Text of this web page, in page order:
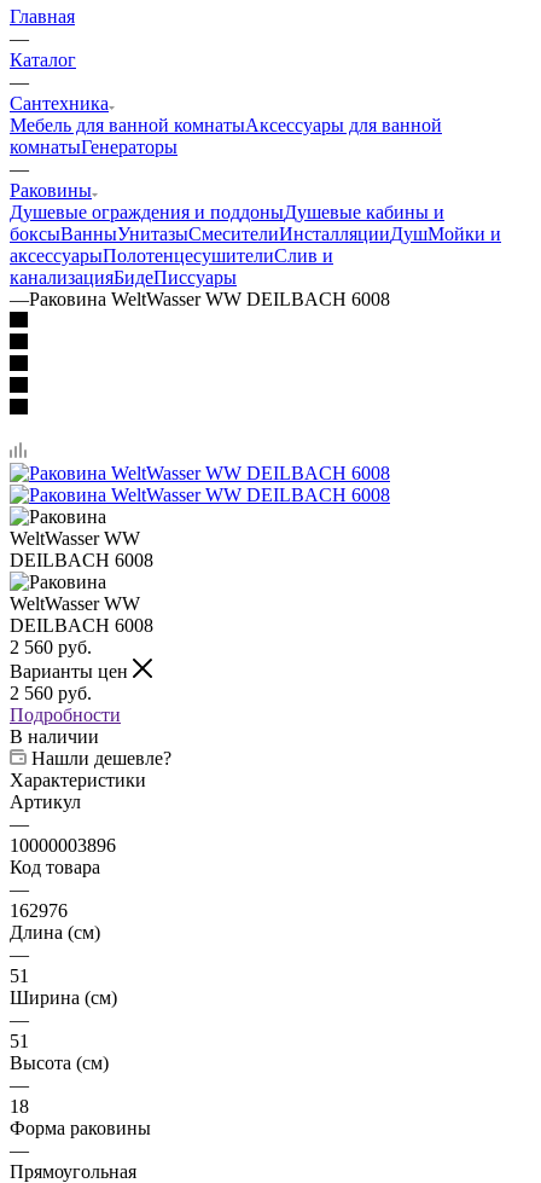
—
Каталог
—
Сантехника
Мебель для ванной комнаты
комнатыГенераторы
—
Раковины
Душевые ограждения и поддоны
боксыВанныУнитазыСмесителиИнсталляцииДушМойки и
аксессуарыПолотенцесушителиСлив и
канализацияБидеПиссуары
—Раковина WeltWasser WW DEILBACH 6008
2 560руб.
Варианты цен
2 560руб.
Подробности
В наличии
Нашли дешевле?
Характеристики
Артикул
—
10000003896
Код товара
—
162976
Длина (см)
—
51
Ширина (см)
—
51
Высота (см)
—
18
Форма раковины
—
Прямоугольная
Все характеристики